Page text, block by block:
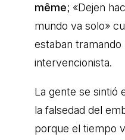
même; «Dejen
mundo va solo»
estaban tramando
intervencionista.
La gente se sintió
la falsedad del
porque el tiempo